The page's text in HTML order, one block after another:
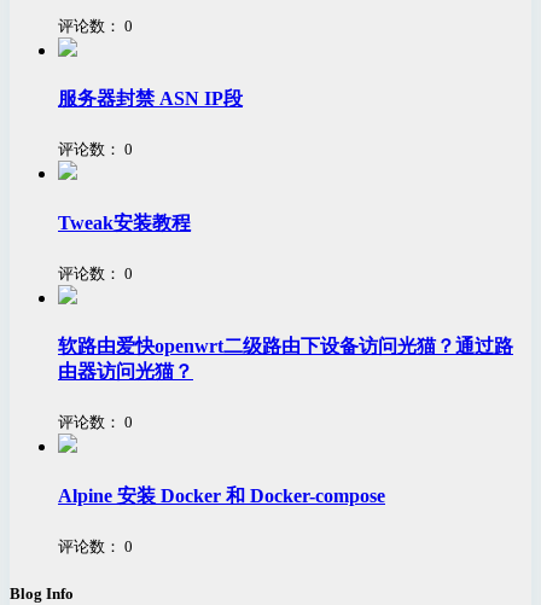
评论数： 0
服务器封禁 ASN IP段
评论数： 0
Tweak安装教程
评论数： 0
软路由爱快openwrt二级路由下设备访问光猫？通过路
由器访问光猫？
评论数： 0
Alpine 安装 Docker 和 Docker-compose
评论数： 0
Blog Info